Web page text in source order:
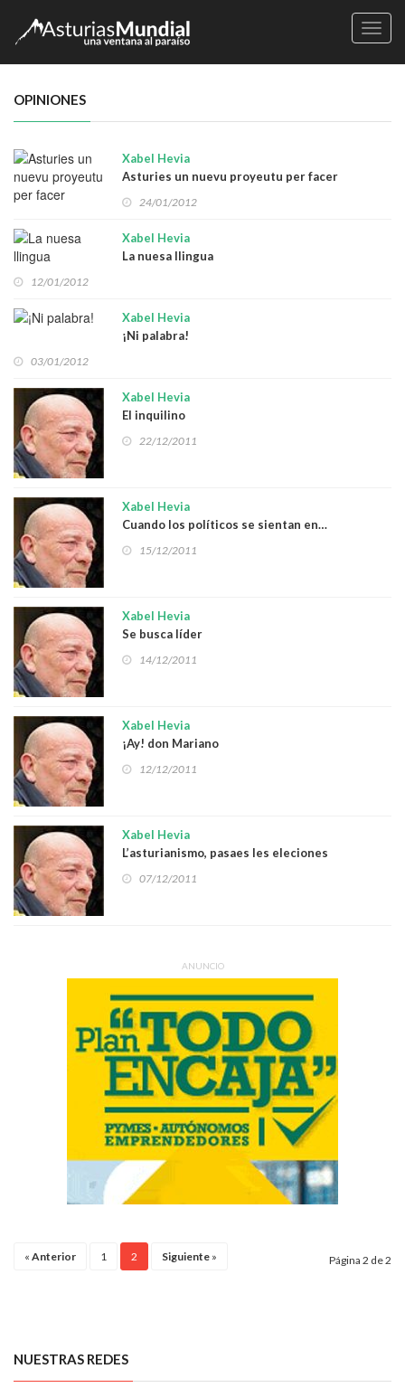
OPINIONES
Xabel Hevia
Asturies un nuevu proyeutu per facer
24/01/2012
Xabel Hevia
La nuesa llingua
12/01/2012
Xabel Hevia
¡Ni palabra!
03/01/2012
Xabel Hevia
El inquilino
22/12/2011
Xabel Hevia
Cuando los políticos se sientan en…
15/12/2011
Xabel Hevia
Se busca líder
14/12/2011
Xabel Hevia
¡Ay! don Mariano
12/12/2011
Xabel Hevia
L’asturianismo, pasaes les eleciones
07/12/2011
ANUNCIO
« Anterior 1 2 Siguiente » Página 2 de 2
NUESTRAS REDES